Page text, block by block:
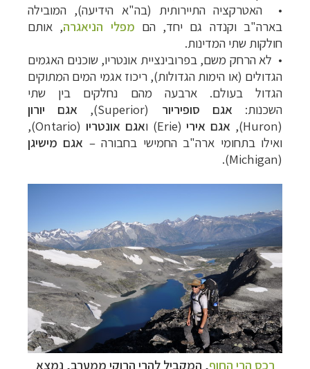
• האטרקציה התיירותית (בה"א הידיעה), המובילה
בארה"ב וקנדה גם יחד, הם מפלי הניאגרה, אותם
חולקות שתי המדינות.
• לא הרחק משם, בפרובינציית אונטריו, שוכנים האגמים
הגדולים (או הימות הגדולות),ריכוז אגמי המים המתוקים
הגדול בעולם. ארבעה מהם נחלקים בין שתי
השכנות: אגם סופיריור (
Superior
), אגם יורון
(
Huron
), אגם אירי(
Erie) ואגם אונטריו (
Ontario
),
ואילו בתחומי ארה"ב החמישי בחבורה – אגם מישיגן
(
Michigan
).
רכס הרי החוף, המקביל להרי הרוקי ממערב, נמצא